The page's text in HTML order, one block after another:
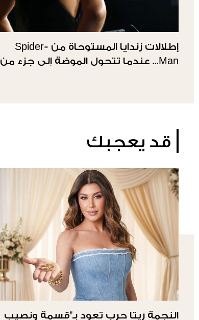
إطلالات زندايا المستوحاة من Spider-
Man... عندما تتحول الموضة إلى جزء من
قد يعجبك
النجمة ريتا حرب تعود بـ"قسمة ونصيب